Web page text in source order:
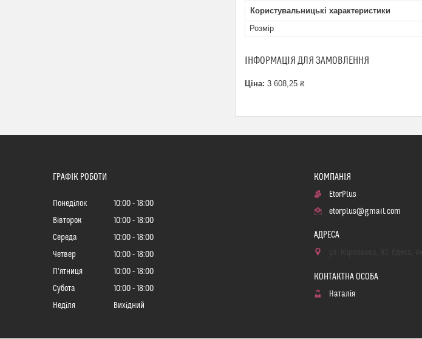
Користувальницькі характеристики
Розмір
ІНФОРМАЦІЯ ДЛЯ ЗАМОВЛЕННЯ
Ціна: 3 608,25 ₴
ГРАФІК РОБОТИ
Понеділок 10:00
18:00
Вівторок
10:00
18:00
Середа
10:00
18:00
Четвер
10:00
18:00
Пʼятниця
10:00
18:00
Субота
10:00
18:00
Неділя
Вихідний
EtorPlus
etorplus@gmail.com
Наталія